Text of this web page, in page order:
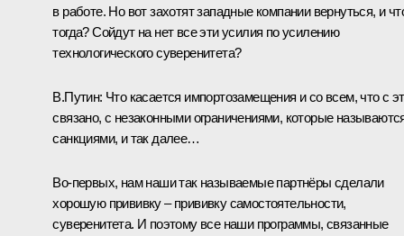
в работе. Но вот захотят западные компании вернуться, и
тогда? Сойдут на нет все эти усилия по усилению
технологического суверенитета?
В.Путин: Что касается импортозамещения и со всем, что с
связано, с незаконными ограничениями, которые
санкциями, и так далее…
Во-первых, нам наши так называемые партнёры сделали
хорошую прививку – прививку самостоятельности,
суверенитета. И поэтому все наши программы, связанные